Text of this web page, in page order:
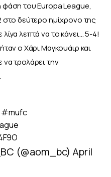
φάση του Europa League,
δεύτερο ημίχρονο της
λεπτά να το κάνει… 5-4!
ο Χάρι Μαγκουάιρ και
τρολάρει την
#mufc
(@aom_bc) April